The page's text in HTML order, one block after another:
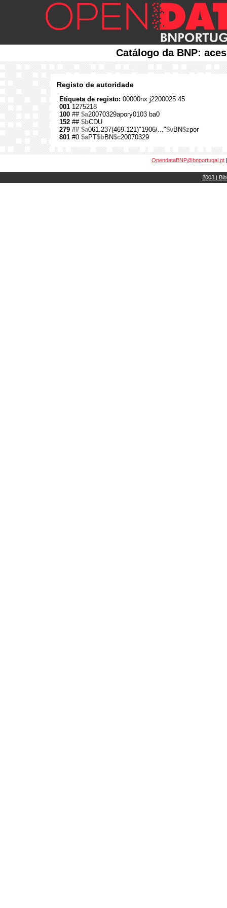
Catálogo da BNP:
Registo de autoridade
Etiqueta de registo: 00000nx j2200025 45
001 1275218
100 ## $a20070329apory0103 ba0
152 ## $bCDU
279 ## $a061.237(469.121)"1906/..."$vBN$zpor
801 #0 $aPT$bBN$c20070329
OpendataBNP@bnportugal.pt
2003 |